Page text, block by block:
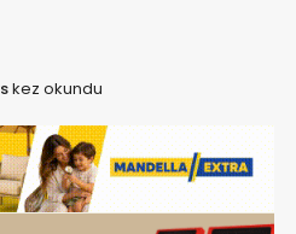
kez okundu